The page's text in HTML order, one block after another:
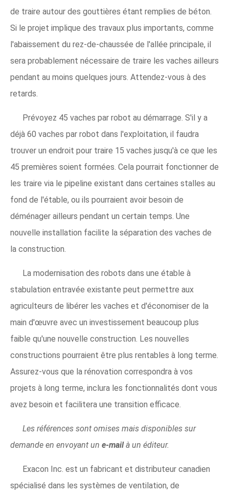
de traire autour des gouttières étant remplies de béton.
Si le projet implique des travaux plus importants, comme
l'abaissement du rez-de-chaussée de l'allée principale, il
sera probablement nécessaire de traire les vaches ailleurs
pendant au moins quelques jours. Attendez-vous à des
retards.
Prévoyez 45 vaches par robot au démarrage. S'il y a
déjà 60 vaches par robot dans l'exploitation, il faudra
trouver un endroit pour traire 15 vaches jusqu'à ce que les
45 premières soient formées. Cela pourrait fonctionner de
les traire via le pipeline existant dans certaines stalles au
fond de l'étable, ou ils pourraient avoir besoin de
déménager ailleurs pendant un certain temps. Une
nouvelle installation facilite la séparation des vaches de
la construction.
La modernisation des robots dans une étable à
stabulation entravée existante peut permettre aux
agriculteurs de libérer les vaches et d'économiser de la
main d'œuvre avec un investissement beaucoup plus
faible qu'une nouvelle construction. Les nouvelles
constructions pourraient être plus rentables à long terme.
Assurez-vous que la rénovation correspondra à vos
projets à long terme, inclura les fonctionnalités dont vous
avez besoin et facilitera une transition efficace.
Les références sont omises mais disponibles sur
demande en envoyant un e-mail à un éditeur.
Exacon Inc. est un fabricant et distributeur canadien
spécialisé dans les systèmes de ventilation, de